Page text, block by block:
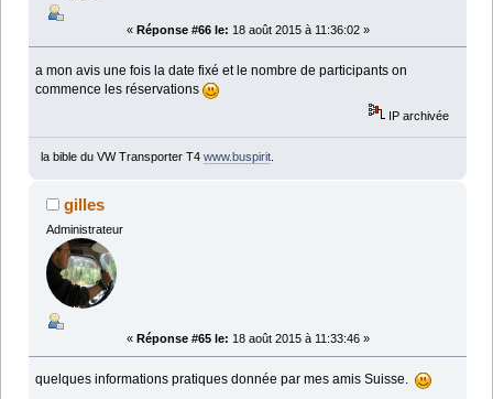
« Réponse #66 le: 18 août 2015 à 11:36:02 »
a mon avis une fois la date fixé et le nombre de participants on
commence les réservations
IP archivée
la bible du VW Transporter T4 www.buspirit.
gilles
Administrateur
« Réponse #65 le: 18 août 2015 à 11:33:46 »
quelques informations pratiques donnée par mes amis Suisse.